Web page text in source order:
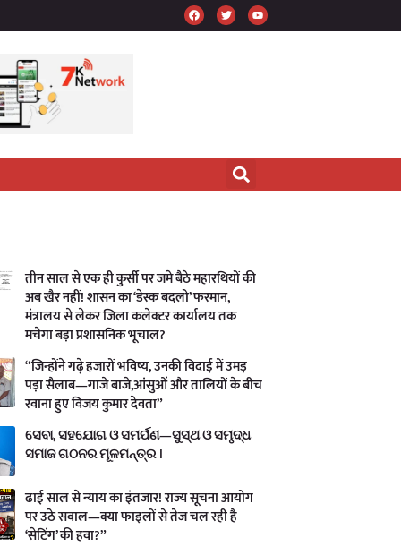
तीन साल से एक ही कुर्सी पर जमे बैठे महारथियों की
अब खैर नहीं! शासन का ‘डेस्क बदलो’ फरमान,
मंत्रालय से लेकर जिला कलेक्टर कार्यालय तक
मचेगा बड़ा प्रशासनिक भूचाल?
“जिन्होंने गढ़े हजारों भविष्य, उनकी विदाई में उमड़
पड़ा सैलाब—गाजे बाजे,आंसुओं और तालियों के बीच
रवाना हुए विजय कुमार देवता”
ସେବା, ସହଯୋଗ ଓ ସମର୍ପଣ—ସୁସ୍ଥ ଓ ସମୃଦ୍ଧ
ସମାଜ ଗଠନର ମୂଳମନ୍ତ୍ର ।
ढाई साल से न्याय का इंतजार! राज्य सूचना आयोग
पर उठे सवाल—क्या फाइलों से तेज चल रही है
‘सेटिंग’ की हवा?”